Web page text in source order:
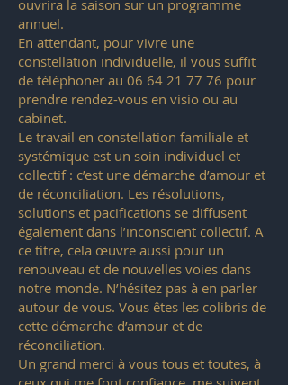
ouvrira la saison sur un programme
annuel.
En attendant, pour vivre une
constellation individuelle, il vous suffit
de téléphoner au 06 64 21 77 76 pour
prendre rendez-vous en visio ou au
cabinet.
Le travail en constellation familiale et
systémique est un soin individuel et
collectif : c’est une démarche d’amour et
de réconciliation. Les résolutions,
solutions et pacifications se diffusent
également dans l’inconscient collectif. A
ce titre, cela œuvre aussi pour un
renouveau et de nouvelles voies dans
notre monde. N’hésitez pas à en parler
autour de vous. Vous êtes les colibris de
cette démarche d’amour et de
réconciliation.
Un grand merci à vous tous et toutes, à